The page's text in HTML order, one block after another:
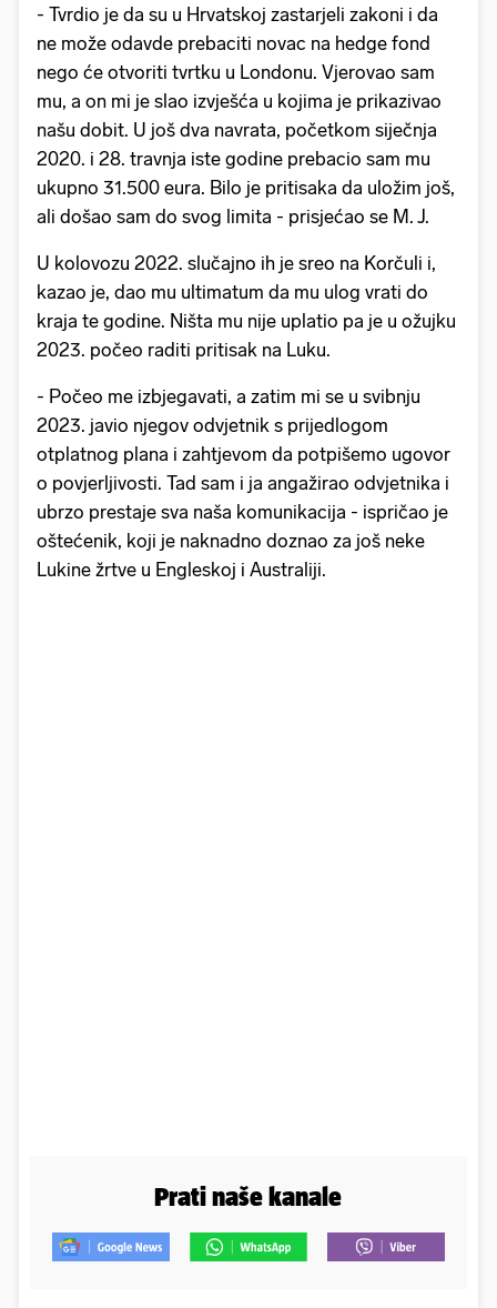
- Tvrdio je da su u Hrvatskoj zastarjeli zakoni i da
ne može odavde prebaciti novac na hedge fond
nego će otvoriti tvrtku u Londonu. Vjerovao sam
mu, a on mi je slao izvješća u kojima je prikazivao
našu dobit. U još dva navrata, početkom siječnja
2020. i 28. travnja iste godine prebacio sam mu
ukupno 31.500 eura. Bilo je pritisaka da uložim još,
ali došao sam do svog limita - prisjećao se M. J.
U kolovozu 2022. slučajno ih je sreo na Korčuli i,
kazao je, dao mu ultimatum da mu ulog vrati do
kraja te godine. Ništa mu nije uplatio pa je u ožujku
2023. počeo raditi pritisak na Luku.
- Počeo me izbjegavati, a zatim mi se u svibnju
2023. javio njegov odvjetnik s prijedlogom
otplatnog plana i zahtjevom da potpišemo ugovor
o povjerljivosti. Tad sam i ja angažirao odvjetnika i
ubrzo prestaje sva naša komunikacija - ispričao je
oštećenik, koji je naknadno doznao za još neke
Lukine žrtve u Engleskoj i Australiji.
Prati naše kanale